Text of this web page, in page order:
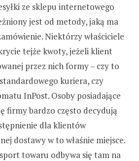
ze sklepu internetowego
jest od metody, jaką ma
Niektórzy właściciele
tejże kwoty, jeżeli klient
przez nich formy – czy to
kuriera, czy
InPost. Osoby posiadające
firmy bardzo często decydują
dla klientów
dostawy w to właśnie miejsce.
towaru odbywa się tam na